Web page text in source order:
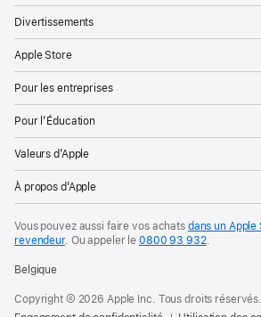
Divertissements
Apple Store
Pour les entreprises
Pour l’Éducation
Valeurs d’Apple
À propos d’Apple
Vous pouvez aussi faire vos achats dans un Apple
revendeur. Ouappeler le0800 93 932.
Belgique
Copyright © 2026 Apple Inc. Tous droits réservés.